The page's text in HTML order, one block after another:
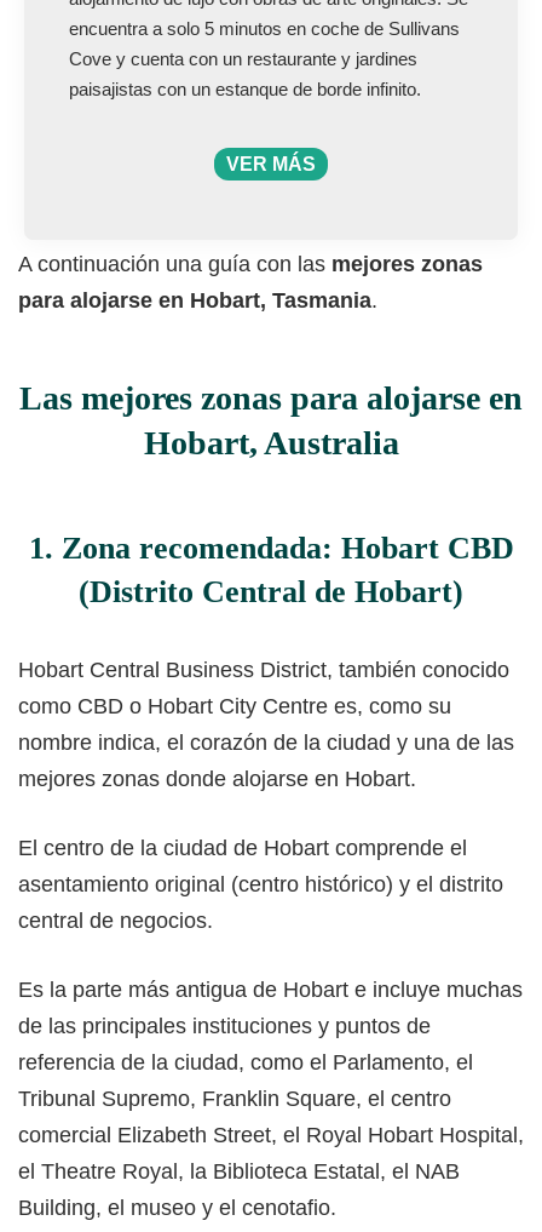
encuentra a solo 5 minutos en coche de Sullivans
Cove y cuenta con un restaurante y jardines
paisajistas con un estanque de borde infinito.
VER MÁS
A continuación una guía con las mejores zonas
para alojarse en Hobart, Tasmania.
Las mejores zonas para alojarse en
Hobart, Australia
1. Zona recomendada: Hobart CBD
(Distrito Central de Hobart)
Hobart Central Business District, también conocido
como CBD o Hobart City Centre es, como su
nombre indica, el corazón de la ciudad y una de las
mejores zonas donde alojarse en Hobart.
El centro de la ciudad de Hobart comprende el
asentamiento original (centro histórico) y el distrito
central de negocios.
Es la parte más antigua de Hobart e incluye muchas
de las principales instituciones y puntos de
referencia de la ciudad, como el Parlamento, el
Tribunal Supremo, Franklin Square, el centro
comercial Elizabeth Street, el Royal Hobart Hospital,
el Theatre Royal, la Biblioteca Estatal, el NAB
Building, el museo y el cenotafio.